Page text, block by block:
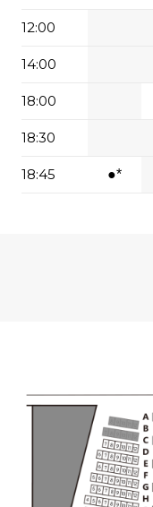
12:00
14:00
18:00
18:30
18:45 ●*